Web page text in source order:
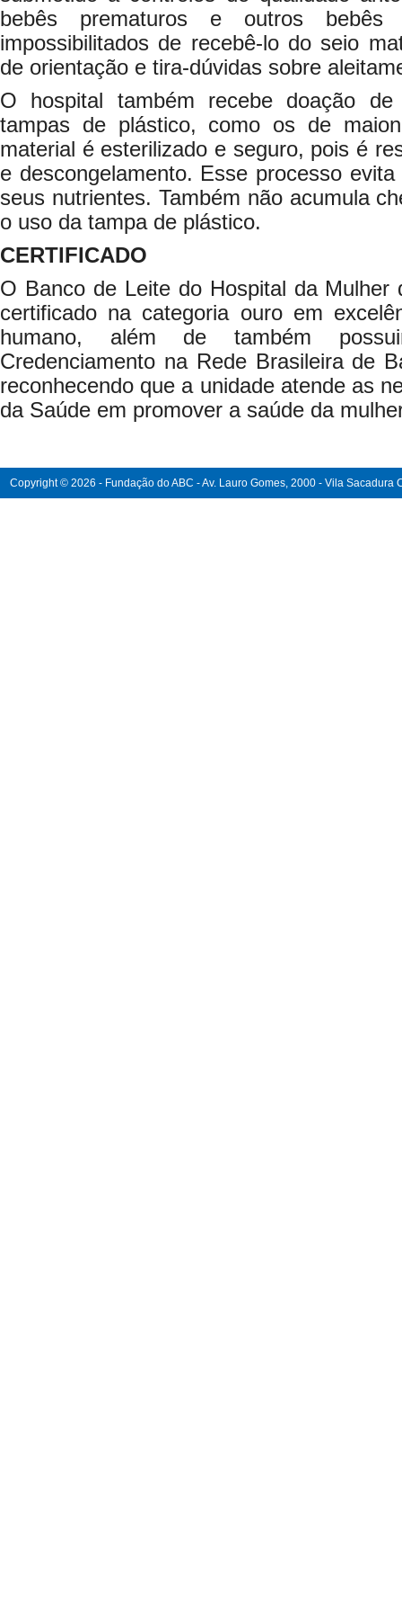
bebês prematuros e outros bebês
impossibilitados de recebê-lo do seio
de orientação e tira-dúvidas sobre
O hospital também recebe doação
tampas de plástico, como os de
material é esterilizado e seguro, pois é
e descongelamento. Esse processo
seus nutrientes. Também não acumula
o uso da tampa de plástico.
CERTIFICADO
O Banco de Leite do Hospital da Mulher
certificado na categoria ouro em
humano, além de também
Credenciamento na Rede Brasileira de
reconhecendo que a unidade atende as
da Saúde em promover a saúde da
Copyright © 2026 - Fundação do ABC - Av. Lauro Gomes, 2000 - Vila